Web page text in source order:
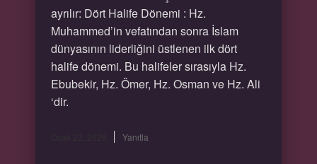
ayrılır: Dört Halife Dönemi : Hz.
Muhammed’in vefatından sonra İslam
dünyasının liderliğini üstlenen ilk dört
halife dönemi. Bu halifeler sırasıyla Hz.
Ebubekir, Hz. Ömer, Hz. Osman ve Hz. Ali
‘dir.
Yanıtla